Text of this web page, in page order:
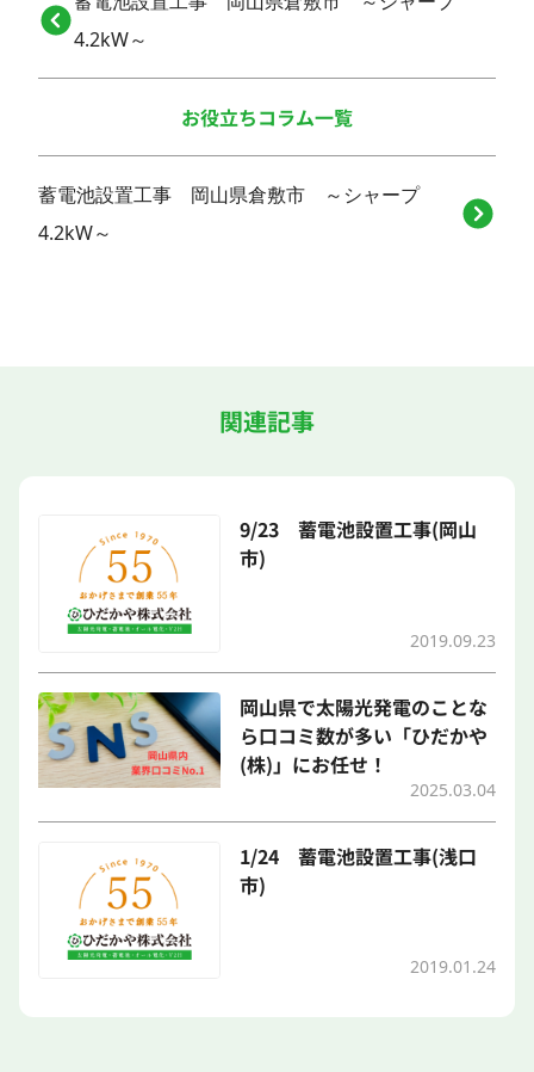
4.2kW～
お役立ちコラム一覧
蓄電池設置工事 岡山県倉敷市 ～シャープ
4.2kW～
関連記事
9/23 蓄電池設置工事(岡山
市)
2019.09.23
岡山県で太陽光発電のことな
ら口コミ数が多い「ひだかや
(株)」にお任せ！
2025.03.04
1/24 蓄電池設置工事(浅口
市)
2019.01.24